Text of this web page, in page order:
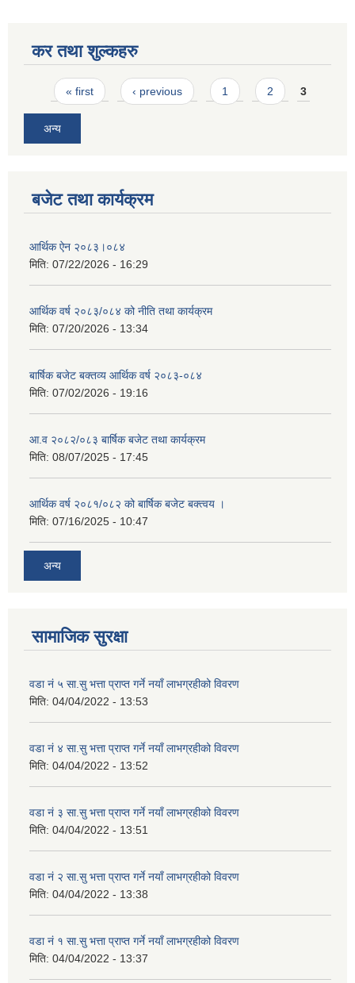
कर तथा शुल्कहरु
Pages
« first ‹ previous 1 2 3
अन्य
बजेट तथा कार्यक्रम
आर्थिक ऐन २०८३।०८४
मिति: 07/22/2026 - 16:29
आर्थिक वर्ष २०८३/०८४ को नीति तथा कार्यक्रम
मिति: 07/20/2026 - 13:34
बार्षिक बजेट बक्तव्य आर्थिक वर्ष २०८३-०८४
मिति: 07/02/2026 - 19:16
आ.व २०८२/०८३ बार्षिक बजेट तथा कार्यक्रम
मिति: 08/07/2025 - 17:45
आर्थिक वर्ष २०८१/०८२ को बार्षिक बजेट बक्त्वय ।
मिति: 07/16/2025 - 10:47
अन्य
सामाजिक सुरक्षा
वडा नं ५ सा.सु भत्ता प्राप्त गर्ने नयाँ लाभग्रहीको विवरण
मिति: 04/04/2022 - 13:53
वडा नं ४ सा.सु भत्ता प्राप्त गर्ने नयाँ लाभग्रहीको विवरण
मिति: 04/04/2022 - 13:52
वडा नं ३ सा.सु भत्ता प्राप्त गर्ने नयाँ लाभग्रहीको विवरण
मिति: 04/04/2022 - 13:51
वडा नं २ सा.सु भत्ता प्राप्त गर्ने नयाँ लाभग्रहीको विवरण
मिति: 04/04/2022 - 13:38
वडा नं १ सा.सु भत्ता प्राप्त गर्ने नयाँ लाभग्रहीको विवरण
मिति: 04/04/2022 - 13:37